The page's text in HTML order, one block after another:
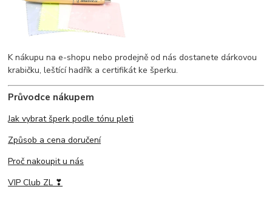
K nákupu na e-shopu nebo prodejně od nás dostanete dárkovou
krabičku, leštící hadřík a certifikát ke šperku.
Průvodce nákupem
Jak vybrat šperk podle tónu pleti
Způsob a cena doručení
Proč nakoupit u nás
VIP Club ZL ❣